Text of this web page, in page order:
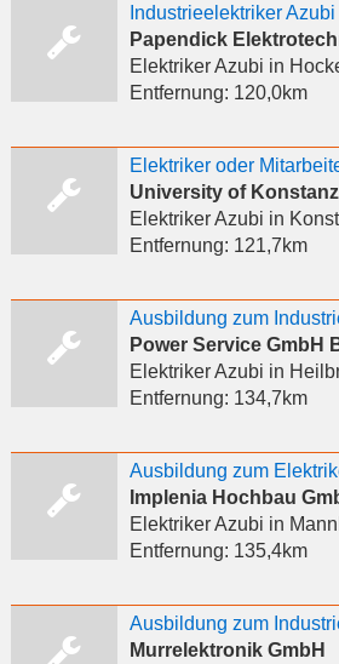
Industrieelektriker
Papendick
Elektriker Azubi in
Entfernung: 120,0km
University of Konstanz
Elektriker Azubi in
Entfernung: 121,7km
Elektriker Azubi in
Entfernung: 134,7km
Implenia Hochbau
Elektriker Azubi in
Entfernung: 135,4km
Murrelektronik GmbH